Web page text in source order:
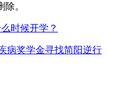
。
时候开学？
病奖学金寻找简阳逆行